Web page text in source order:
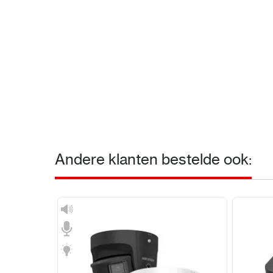
Andere klanten bestelde ook: